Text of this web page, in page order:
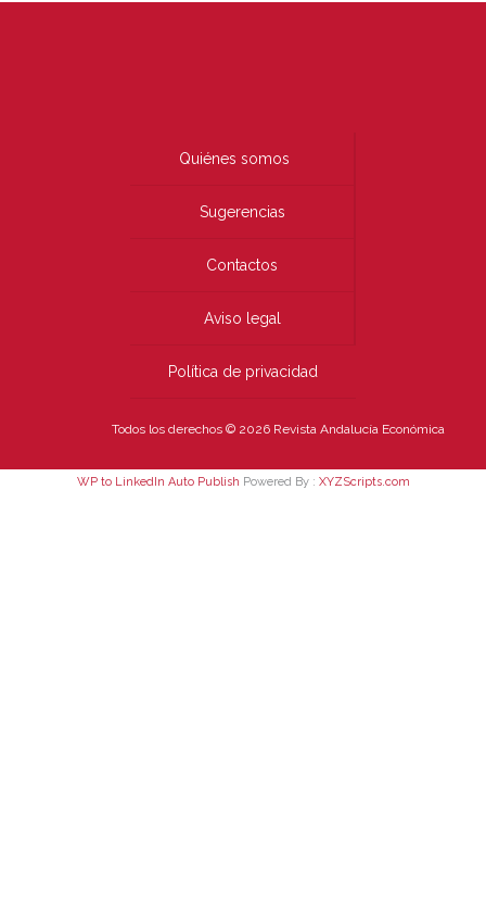
Quiénes somos
Sugerencias
Contactos
Aviso legal
Política de privacidad
Todos los derechos © 2026 Revista Andalucía Económica
WP to LinkedIn Auto Publish Powered By : XYZScripts.com